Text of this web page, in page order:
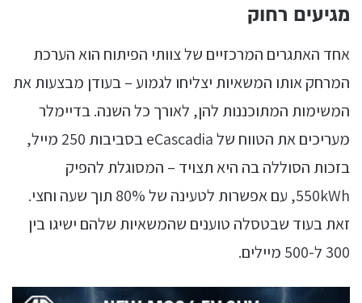
מגיעים רחוק
אחד האתגרים המרכזיים של צוותי הפיתוח הוא הערכת
המרחק אותו המשאיות יצליחו לגמוע – בעודן מבצעות את
המשימות המתוכננות להן, לאורך כל השנה. בדיימלר
מעריכים את הטווח של eCascadia בסביבות 250 מייל,
בזכות הסוללה בה היא תצויד – המסוגלת להפיק
550kWh, עם אפשרות לטעינה של 80% תוך שעה וחצי.
זאת בעוד שבטסלה טוענים שהמשאיות שלהם ישיגו בין
300 ל-500 מיילים.